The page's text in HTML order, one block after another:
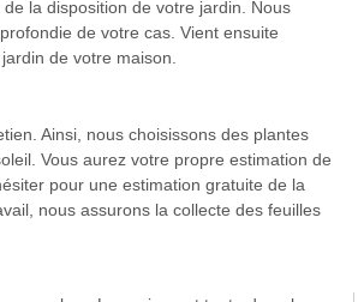
la disposition de votre jardin. Nous
de votre cas. Vient ensuite
de votre maison.
Ainsi, nous choisissons des plantes
Vous aurez votre propre estimation de
pour une estimation gratuite de la
nous assurons la collecte des feuilles